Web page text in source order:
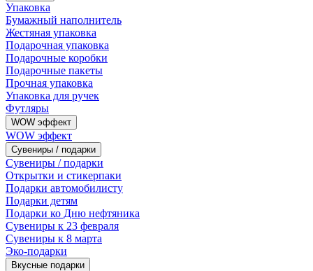
Упаковка
Бумажный наполнитель
Жестяная упаковка
Подарочная упаковка
Подарочные коробки
Подарочные пакеты
Прочная упаковка
Упаковка для ручек
Футляры
WOW эффект
WOW эффект
Сувениры / подарки
Сувениры / подарки
Открытки и стикерпаки
Подарки автомобилисту
Подарки детям
Подарки ко Дню нефтяника
Сувениры к 23 февраля
Сувениры к 8 марта
Эко-подарки
Вкусные подарки